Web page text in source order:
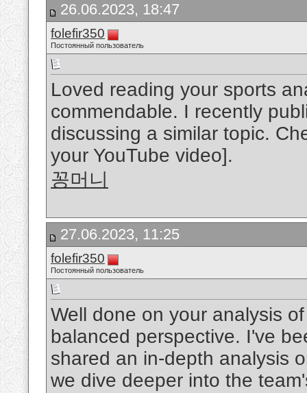
26.06.2023, 18:47
folefir350
Постоянный пользователь
Loved reading your sports
commendable. I recently
discussing a similar topic.
your YouTube video].
꽁머니
27.06.2023, 11:25
folefir350
Постоянный пользователь
Well done on your analysis
balanced perspective. I've
shared an in-depth analysis
we dive deeper into the